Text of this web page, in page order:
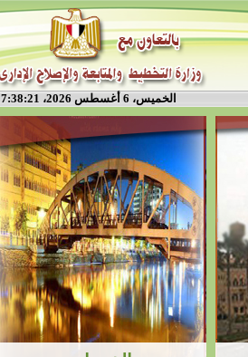
الخميس، 6 أغسطس 2026، 7:38:22 م